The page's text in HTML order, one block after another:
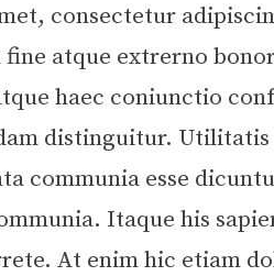
consectetur
atque extrerno
haec coniunctio
distinguitur. Utilitatis
communia esse
Itaque his
At enim hic etiam